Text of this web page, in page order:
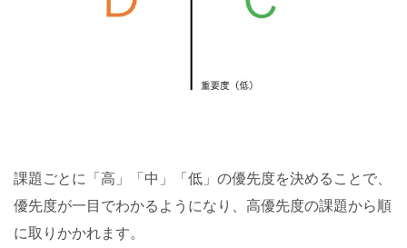
課題ごとに「高」「中」「低」の優先度を決めることで、
優先度が一目でわかるようになり、高優先度の課題から順
に取りかかれます。